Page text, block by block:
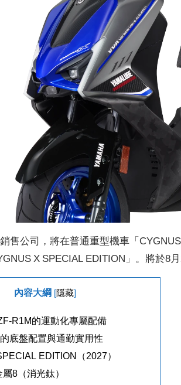
售公司，將在普通重型機車「
X SPECIAL EDITION」。將於8
內容大綱 隱藏
R1M的運動化專屬配備
底盤配置與通勤實用性
EDITION（2027）
8（消光鈦）